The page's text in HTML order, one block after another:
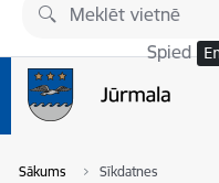
Pāriet uz lapas saturu
Spied
Sākums Sīkdatnes